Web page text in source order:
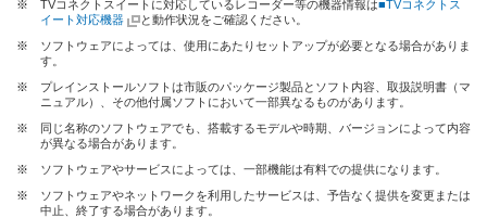
※ TVコネクトスイートに対応しているレコーダー等の機器情報は■TVコネクトス
イート対応機器
と動作状況をご確認ください。
※
ソフトウェアによっては、使用にあたりセットアップが必要となる場合がありま
す。
※
プレインストールソフトは市販のパッケージ製品とソフト内容、取扱説明書（マ
ニュアル）、その他付属ソフトにおいて一部異なるものがあります。
※
同じ名称のソフトウェアでも、搭載するモデルや時期、バージョンによって内容
が異なる場合があります。
※
ソフトウェアやサービスによっては、一部機能は有料での提供になります。
※
ソフトウェアやネットワークを利用したサービスは、予告なく提供を変更または
中止、終了する場合があります。